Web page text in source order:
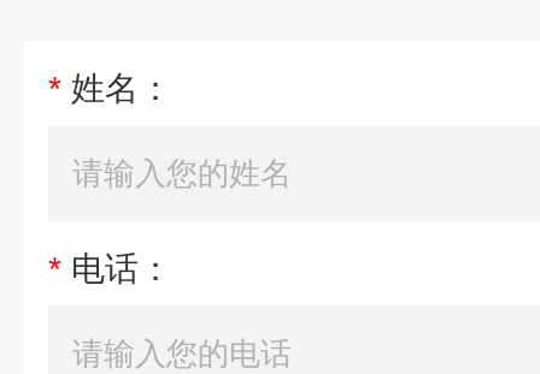
* 姓名：
* 电话：